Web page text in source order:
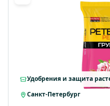
Удобрения и защита
Санкт-Петербург